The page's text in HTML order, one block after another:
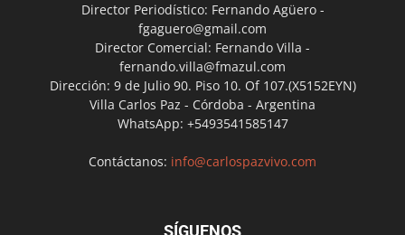
Director Periodístico: Fernando Agüero -
fgaguero@gmail.com
Director Comercial: Fernando Villa -
fernando.villa@fmazul.com
Dirección: 9 de Julio 90. Piso 10. Of 107.(X5152EYN)
Villa Carlos Paz - Córdoba - Argentina
WhatsApp: +5493541585147
Contáctanos: info@carlospazvivo.com